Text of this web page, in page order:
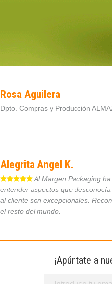
Rosa Aguilera
Dpto. Compras y Producción
Alegrita Angel K.
Al Margen Packaging
entender aspectos que
al cliente son excepcionales.
el resto del mundo.
¡Apúntate a